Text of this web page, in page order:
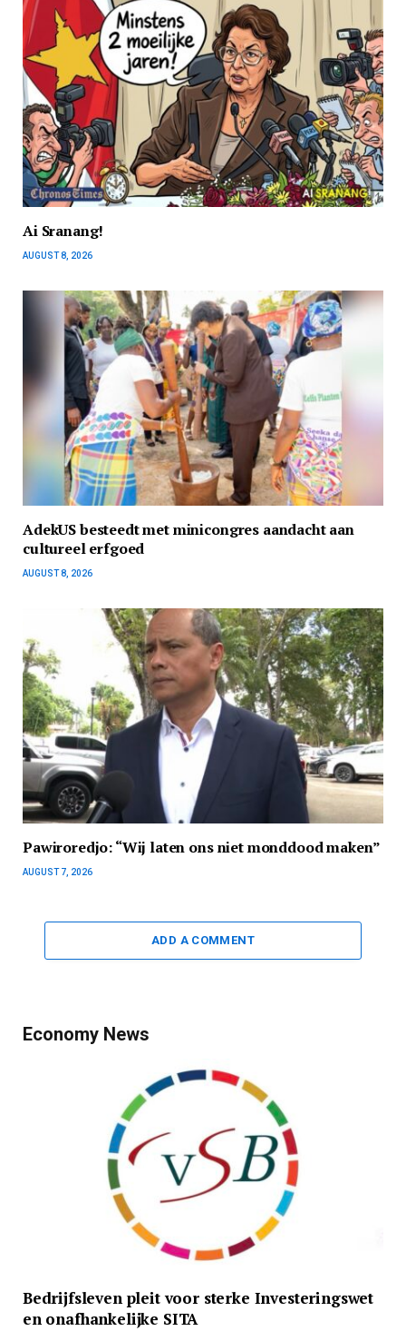
Ai Sranang!
AUGUST 8, 2026
AdekUS besteedt met minicongres aandacht aan
cultureel erfgoed
AUGUST 8, 2026
Pawiroredjo: “Wij laten ons niet monddood maken”
AUGUST 7, 2026
ADD A COMMENT
Economy News
Bedrijfsleven pleit voor sterke Investeringswet
en onafhankelijke SITA